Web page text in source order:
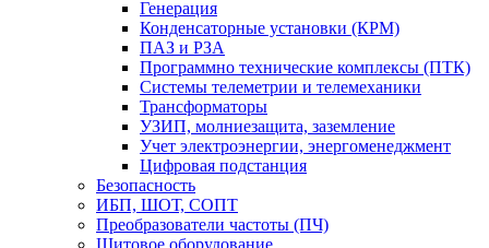
Генерация
Конденсаторные установки (КРМ)
ПАЗ и РЗА
Программно технические комплексы (ПТК)
Системы телеметрии и телемеханики
Трансформаторы
УЗИП, молниезащита, заземление
Учет электроэнергии, энергоменеджмент
Цифровая подстанция
Безопасность
ИБП, ШОТ, СОПТ
Преобразователи частоты (ПЧ)
Щитовое оборудование